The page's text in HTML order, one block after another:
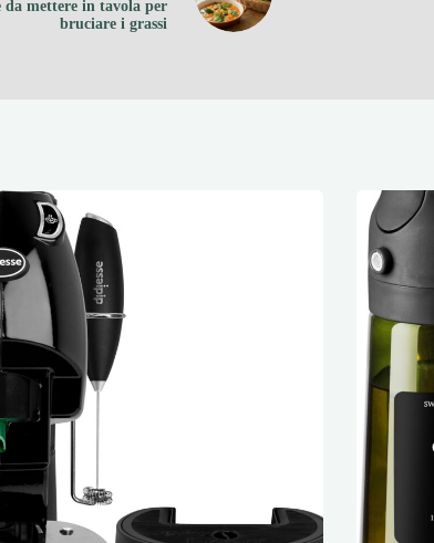
da mettere in tavola per
bruciare i grassi